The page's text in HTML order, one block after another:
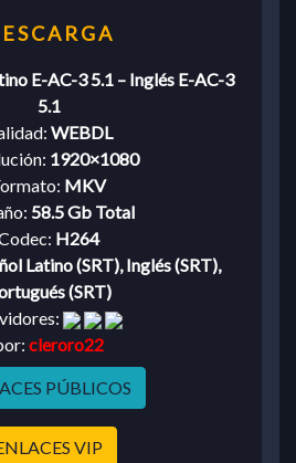
E-AC-3 5.1 – Inglés E-AC-3
5.1
WEBDL
1920×1080
MKV
58.5 Gb Total
H264
Latino (SRT), Inglés (SRT),
(SRT)
cleroro22
PÚBLICOS
VIP